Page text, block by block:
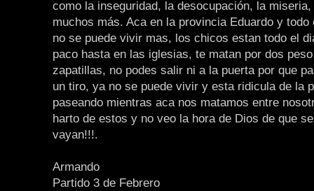
como la inseguridad, la desocupación, la
muchos más. Aca en la provincia Eduardo y todo
no se puede vivir mas, los chicos estan todo el
paco hasta en las iglesias, te matan por dos
zapatillas, no podes salir ni a la puerta por que
un tiro, ya no se puede vivir y esta ridicula de la
paseando mientras aca nos matamos entre
harto de estos y no veo la hora de Dios de que
vayan!!!.
Armando
Partido 3 de Febrero